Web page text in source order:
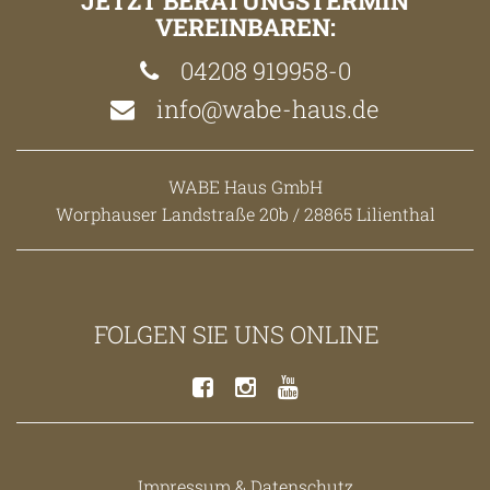
VEREINBAREN:
04208 919958-0
info@wabe-haus.de
WABE Haus GmbH
Worphauser Landstraße 20b / 28865 Lilienthal
FOLGEN SIE UNS ONLINE